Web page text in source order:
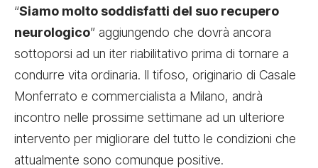
“Siamo molto soddisfatti del suo recupero
neurologico” aggiungendo che dovrà ancora
sottoporsi ad un iter riabilitativo prima di tornare a
condurre vita ordinaria. Il tifoso, originario di Casale
Monferrato e commercialista a Milano, andrà
incontro nelle prossime settimane ad un ulteriore
intervento per migliorare del tutto le condizioni che
attualmente sono comunque positive.